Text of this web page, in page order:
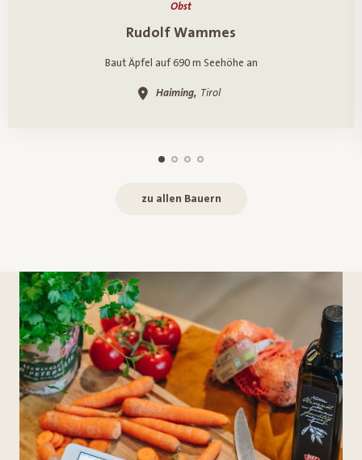
Obst
Ein Porträt überRudolf Wammes
Baut Äpfel auf 690 m Seehöhe an
Haiming, Tirol
zu allen Bauern